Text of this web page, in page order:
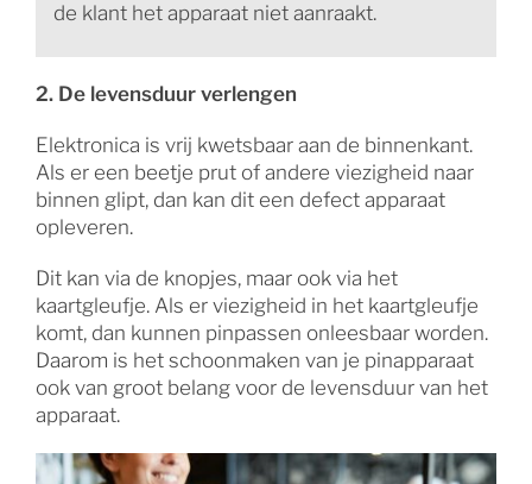
de klant het apparaat niet aanraakt.
2. De levensduur verlengen
Elektronica is vrij kwetsbaar aan de binnenkant.
Als er een beetje prut of andere viezigheid naar
binnen glipt, dan kan dit een defect apparaat
opleveren.
Dit kan via de knopjes, maar ook via het
kaartgleufje. Als er viezigheid in het kaartgleufje
komt, dan kunnen pinpassen onleesbaar worden.
Daarom is het schoonmaken van je pinapparaat
ook van groot belang voor de levensduur van het
apparaat.